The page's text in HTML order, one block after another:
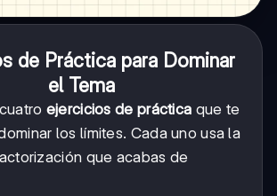
de Práctica para Dominar
el Tema
ejercicios de práctica que te
los límites. Cada uno usa la
que acabas de